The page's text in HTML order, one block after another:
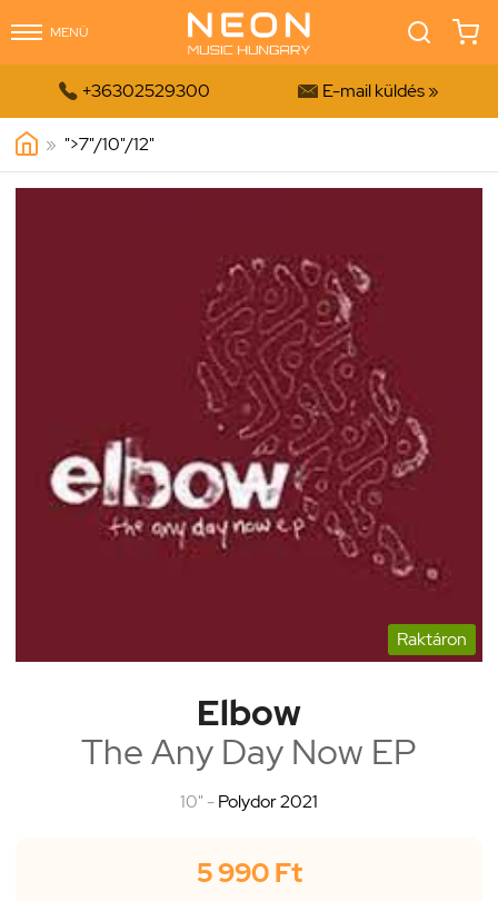
MENÜ
 +36302529300  E-mail küldés »
» ">7"/10"/12"
Raktáron
Elbow
The Any Day Now EP
10" -Polydor 2021
5 990 Ft